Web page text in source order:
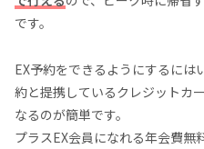
です。
EX予約をできるようにするには
約と提携しているクレジットカ
なるのが簡単です。
プラスEX会員になれる年会費